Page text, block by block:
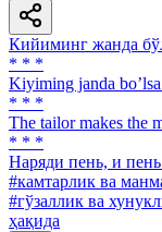
Кийиминг жанда
* * *
Kiyiming janda
* * *
The tailor makes the
* * *
Наряди пень, и
#камтарлик ва
#гўзаллик ва
ҳақида